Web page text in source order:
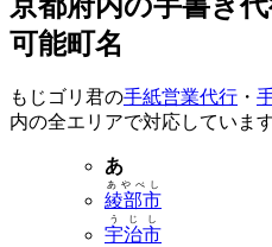
可能町名
もじゴリ君の手紙営業代行 ・
内の全エリアで対応しています
あ
綾部市
あやべし
宇治市
うじし